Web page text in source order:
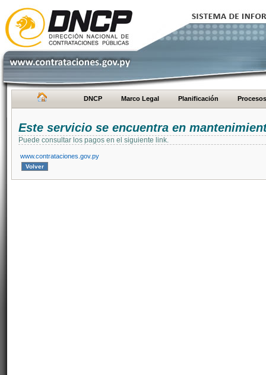
DNCP Marco Legal Planificación Procesos
Este servicio se encuentra en
Puede consultar los pagos en el siguiente link.
www.contrataciones.gov.py